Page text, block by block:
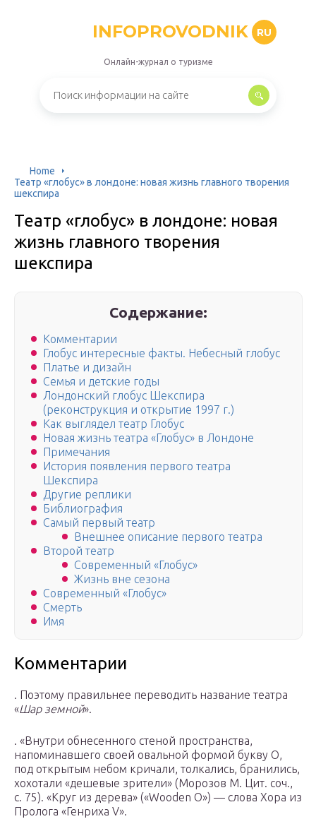
INFOPROVODNIK RU
Онлайн-журнал о туризме
Home
Театр «глобус» в лондоне: новая жизнь главного творения
шекспира
Театр «глобус» в лондоне: новая
жизнь главного творения
шекспира
Содержание:
Комментарии
Глобус интересные факты. Небесный глобус
Платье и дизайн
Семья и детские годы
Лондонский глобус Шекспира
(реконструкция и открытие 1997 г.)
Как выглядел театр Глобус
Новая жизнь театра «Глобус» в Лондоне
Примечания
История появления первого театра
Шекспира
Другие реплики
Библиография
Самый первый театр
Внешнее описание первого театра
Второй театр
Современный «Глобус»
Жизнь вне сезона
Современный «Глобус»
Смерть
Имя
Комментарии
. Поэтому правильнее переводить название театра
«Шар земной».
. «Внутри обнесенного стеной пространства,
напоминавшего своей овальной формой букву О,
под открытым небом кричали, толкались, бранились,
хохотали «дешевые зрители» (Морозов М. Цит. соч.,
с. 75). «Круг из дерева» («Wooden О») — слова Хора из
Пролога «Генриха V».